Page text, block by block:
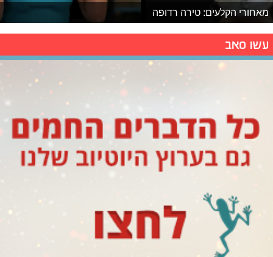
מאחורי הקלעים: טירה רדופה
עשו סאב